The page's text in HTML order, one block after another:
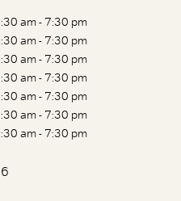
am - 7:30 pm
am - 7:30 pm
am - 7:30 pm
am - 7:30 pm
am - 7:30 pm
am - 7:30 pm
am - 7:30 pm